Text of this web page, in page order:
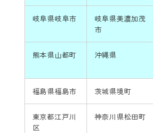
岐阜県岐阜市
岐阜県美濃加茂
市
熊本県山都町 沖縄県
福島県福島市 茨城県境町
東京都江戸川
区
神奈川県松田町